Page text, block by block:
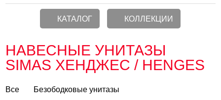
КАТАЛОГ КОЛЛЕКЦИИ
НАВЕСНЫЕ УНИТАЗЫ
SIMAS ХЕНДЖЕС / HENGES
Все Безободковые унитазы